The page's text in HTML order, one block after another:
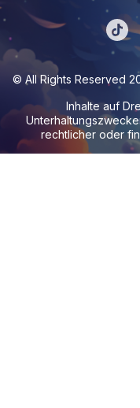
© All Rights Reserved
Inhalte auf
rechtlicher oder